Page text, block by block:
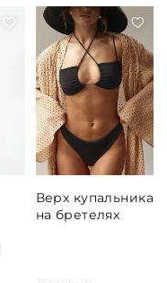
Верх купальника
на бретелях